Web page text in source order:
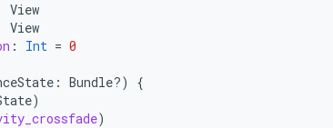
View
View
: Int = 0
: Bundle?)
{
)
)